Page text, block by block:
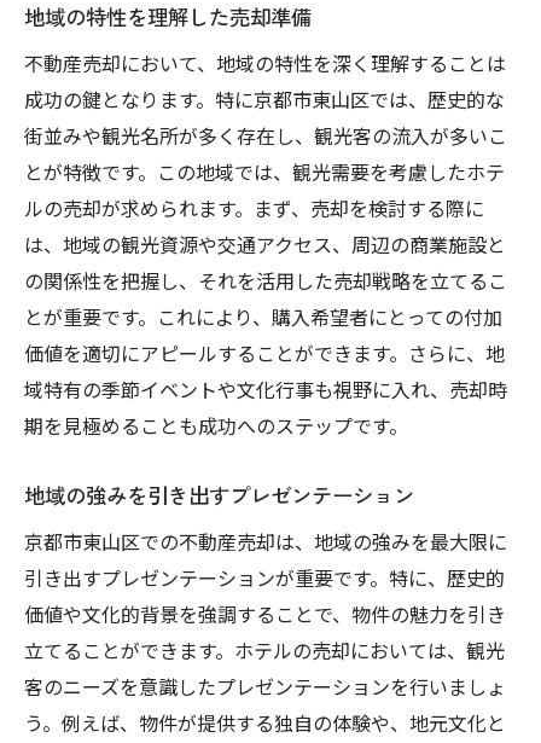
地域の特性を理解した売却準備
不動産売却において、地域の特性を深く理解することは
成功の鍵となります。特に京都市東山区では、歴史的な
街並みや観光名所が多く存在し、観光客の流入が多いこ
とが特徴です。この地域では、観光需要を考慮したホテ
ルの売却が求められます。まず、売却を検討する際に
は、地域の観光資源や交通アクセス、周辺の商業施設と
の関係性を把握し、それを活用した売却戦略を立てるこ
とが重要です。これにより、購入希望者にとっての付加
価値を適切にアピールすることができます。さらに、地
域特有の季節イベントや文化行事も視野に入れ、売却時
期を見極めることも成功へのステップです。
地域の強みを引き出すプレゼンテーション
京都市東山区での不動産売却は、地域の強みを最大限に
引き出すプレゼンテーションが重要です。特に、歴史的
価値や文化的背景を強調することで、物件の魅力を引き
立てることができます。ホテルの売却においては、観光
客のニーズを意識したプレゼンテーションを行いましょ
う。例えば、物件が提供する独自の体験や、地元文化と